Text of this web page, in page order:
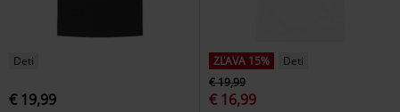
Deti
€ 19,99
ZĽAVA 15%
Deti
€ 19,99
€ 16,99